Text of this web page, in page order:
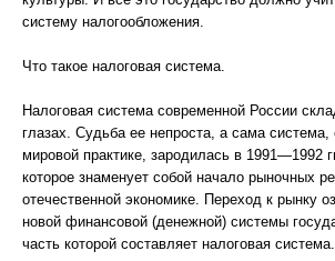
систему налогообложения.
Что такое налоговая система.
Налоговая система современной России
глазах. Судьба ее непроста, а сама
мировой практике, зародилась в 1991—1992
которое знаменует собой начало рыночных
отечественной экономике. Переход к рынку
новой финансовой (денежной) системы
часть которой составляет налоговая система.